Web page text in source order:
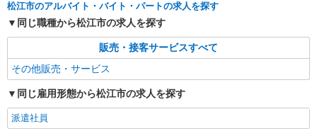
松江市のアルバイト・バイト・パートの求人を探す
同じ職種から松江市の求人を探す
販売・接客サービスすべて
その他販売・サービス
同じ雇用形態から松江市の求人を探す
派遣社員